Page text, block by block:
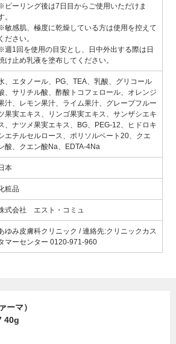
ピーリング後は7日目からご使用いただけま
。
敏感肌、極度に乾燥している方は使用を控えて
ください。
週1回を使用の目安とし、日中外出する際は日
け止め乳液を塗布してください。
、エタノール、PG、TEA、乳酸、グリコール
、サリチル酸、酢酸トコフェロール、オレンジ
汁、レモン果汁、ライム果汁、グレープフルー
果実エキス、リンゴ果実エキス、サンザシエキ
、ナツメ果実エキス、BG、PEG-12、ヒドロキ
エチルセルロース、ポリソルベート20、クエ
酸、クエン酸Na、EDTA-4Na
本
粧品
式会社 エスト・コミュ
ゆみ皮膚科クリニック / 連絡先:クリニックカス
マーセンター 0120-971-960
ーマ）
40g